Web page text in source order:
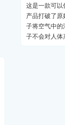
这是一款可
产品打破了
子将空气中
子不会对人体